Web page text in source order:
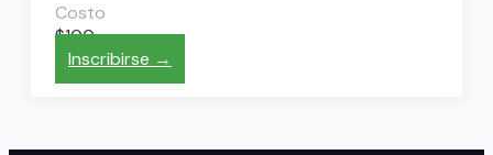
Costo
$100
Inscribirse →